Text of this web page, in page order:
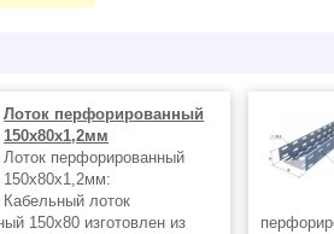
Лоток перфорированный
150х80х1,2мм
Лоток перфорированный
150х80х1,2мм:
Кабельный лоток
150х80 изготовлен из